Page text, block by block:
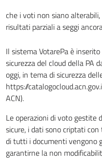
che i voti non siano
risultati parziali a seggi
Il sistema VotarePa è
sicurezza del cloud della PA
oggi, in tema di sicurezza
https://
ACN).
Le operazioni di voto gestite
sicure, i dati sono criptati
di tutti i documenti vengono
garantirne la non